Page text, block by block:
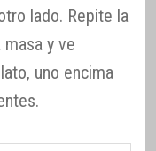
lado. Repite la
y ve
uno encima